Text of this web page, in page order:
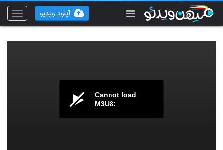
Toggle
آپلود ویدیو
Cannot load
M3U8: